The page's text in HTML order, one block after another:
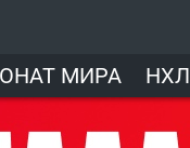
МИРА НХЛ